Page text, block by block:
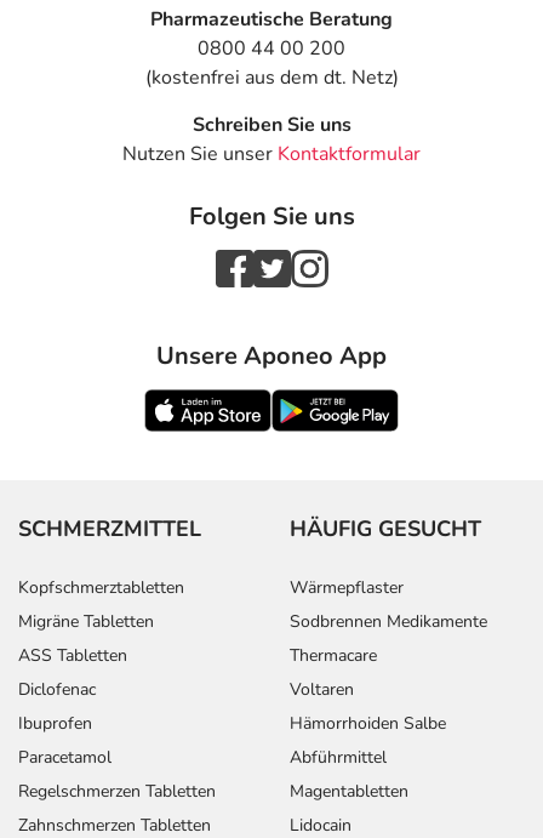
Pharmazeutische Beratung
0800 44 00 200
(kostenfrei aus dem dt. Netz)
Schreiben Sie uns
Nutzen Sie unser Kontaktformular
Folgen Sie uns
Unsere Aponeo App
SCHMERZMITTEL
Kopfschmerztabletten
Migräne Tabletten
ASS Tabletten
Diclofenac
Ibuprofen
Paracetamol
Regelschmerzen Tabletten
Zahnschmerzen Tabletten
HÄUFIG GESUCHT
Wärmepflaster
Sodbrennen Medikamente
Thermacare
Voltaren
Hämorrhoiden Salbe
Abführmittel
Magentabletten
Lidocain